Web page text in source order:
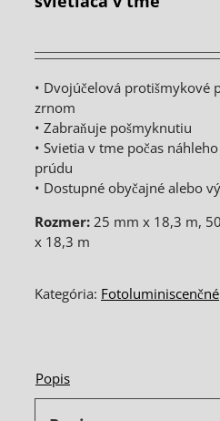
• Dvojúčelová protišmykové
zrnom
• Zabraňuje pošmyknutiu
• Svietia v tme počas
prúdu
• Dostupné obyčajné alebo
Rozmer: 25 mm x 18,3 m,
x 18,3 m
Kategória: Fotoluminiscenčné
Popis